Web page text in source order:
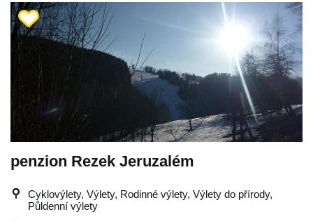
penzion Rezek Jeruzalém
Cyklovýlety, Výlety, Rodinné výlety, Výlety do přírody,
Půldenní výlety